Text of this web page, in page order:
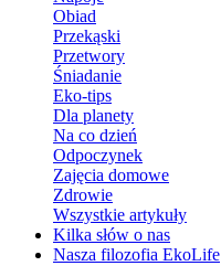
Obiad
Przekąski
Przetwory
Śniadanie
Eko-tips
Dla planety
Na co dzień
Odpoczynek
Zajęcia domowe
Zdrowie
Wszystkie artykuły
Kilka słów o nas
Nasza filozofia EkoLife